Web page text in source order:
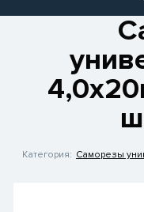
Категория: Саморезы